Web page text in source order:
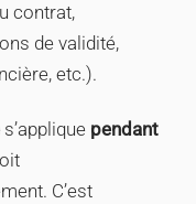
contrat,
de validité,
etc.).
s’applique pendant
C’est